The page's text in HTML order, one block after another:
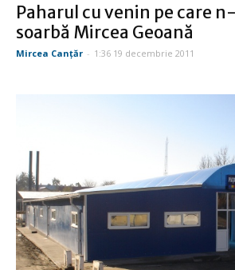
Paharul cu venin pe care
soarbă Mircea Geoană
Mircea Canţăr - 1:36 19 decembrie 2011